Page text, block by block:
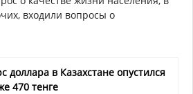
входили вопросы о
доллара в Казахстане опустился
470 тенге